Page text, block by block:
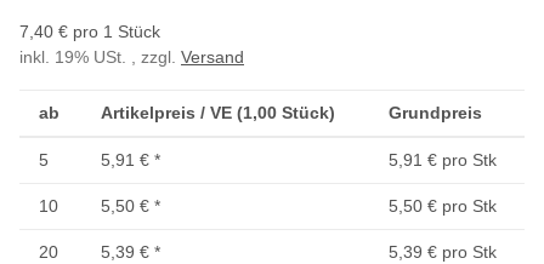
7,40 € pro 1 Stück
inkl. 19% USt. , zzgl. Versand
ab Artikelpreis / VE (1,00 Stück) Grundpreis
5 5,91 € * 5,91 € pro Stk
10 5,50 € * 5,50 € pro Stk
20 5,39 € * 5,39 € pro Stk